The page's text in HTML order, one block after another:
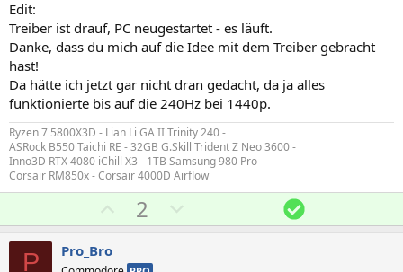
e e
Edit:
Treiber ist drauf, PC neugestartet - es läuft.
Danke, dass du mich auf die Idee mit dem Treiber gebracht
hast!
Da hätte ich jetzt gar nicht dran gedacht, da ja alles
funktionierte bis auf die 240Hz bei 1440p.
Ryzen 7 5800X3D - Lian Li GA II Trinity 240 -
ASRock B550 Taichi RE - 32GB G.Skill Trident Z Neo 3600 -
Inno3D RTX 4080 iChill X3 - 1TB Samsung 980 Pro -
Corsair RM850x - Corsair 4000D Airflow
o
2
e
L
ö
P Pro_Bro